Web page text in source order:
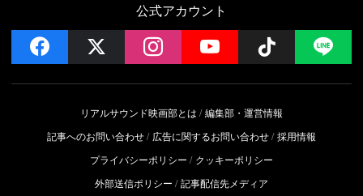
公式アカウント
facebook instagramYouTube Follow
リアルサウンド映画部とは
編集部・運営情報
記事へのお問い合わせ
広告に関するお問い合わせ 採用情報
プライバシーポリシー
クッキーポリシー
外部送信ポリシー
記事配信先メディア